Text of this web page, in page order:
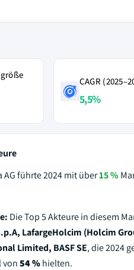
CAGR
5,5%
AG führte 2024 mit über15 %
Die Top 5 Akteure in diesem
LafargeHolcim (Holcim
Limited, BASF SE, die 2024
von54 %hielten.